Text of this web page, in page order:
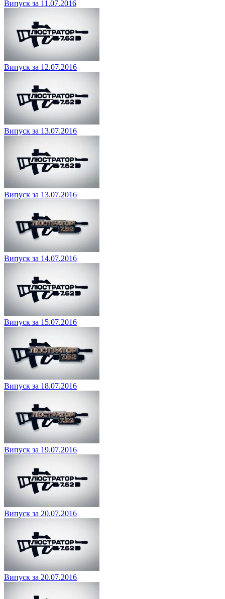
Випуск за 11.07.2016
Випуск за 12.07.2016
Випуск за 13.07.2016
Випуск за 13.07.2016
Випуск за 14.07.2016
Випуск за 15.07.2016
Випуск за 18.07.2016
Випуск за 19.07.2016
Випуск за 20.07.2016
Випуск за 20.07.2016